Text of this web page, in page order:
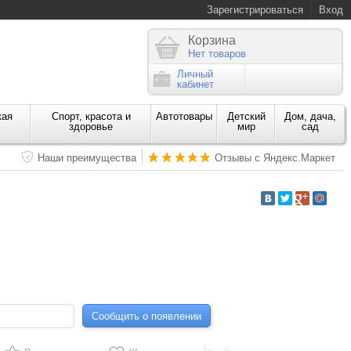
Зарегистрироваться Вход
Корзина
Нет товаров
Личный
кабинет
Спорт, красота и
здоровье
Автотовары
Детский
мир
Дом, дача,
сад
Наши преимущества Отзывы с Яндекс.Маркет
Сообщить о появлении